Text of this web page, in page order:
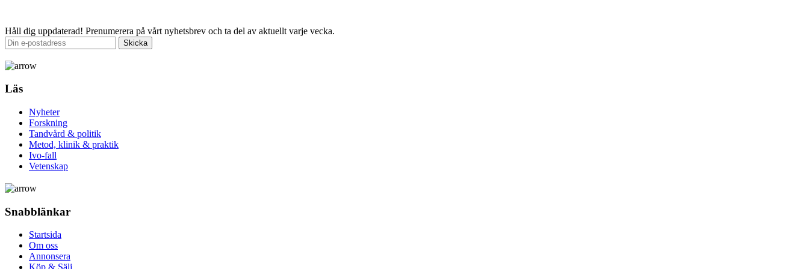
Håll dig uppdaterad! Prenumerera på vårt nyhetsbrev och ta del av aktuellt varje vecka.
Läs
Nyheter
Forskning
Tandvård & politik
Metod, klinik & praktik
Ivo-fall
Vetenskap
Snabblänkar
Startsida
Om oss
Annonsera